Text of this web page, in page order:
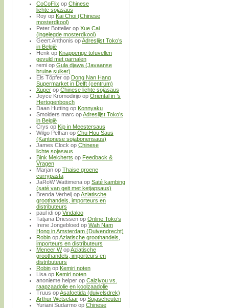
CoCoFlix op Chinese
lichte sojasaus
Roy op Kai Choi (Chinese
mosterdkool)
Peter Bottelier op Xue Cai
(ingelegde mosterdkool)
Geert Anthonis opAdreslijst Toko’s
in België
Henk op Knapperige tofuvellen
gevuld met garnalen
remi op Gula djawa (Javaanse
bruine suiker)
Els Töpfer op Dong Nan Hang
Supermarket in Delft (centrum)
Xuper op Chinese lichte sojasaus
Joyce Kromodirijo op Oriental in ’s
Hertogenbosch
Daan Hutting op Konnyaku
Smolders marc opAdreslijst Toko’s
in België
Crys op Kip in Meestersaus
Wilgo Pelhan op Chu Hou Saus
(Kantonese sojabonensaus)
James Clock op Chinese
lichte sojasaus
Bink Melcherts op Feedback &
Vragen
Marjan op Thaise groene
currypasta
JaRoW Wattimena op Saté kambing
(saté van geit met ketjapsaus)
Brenda Verheij opAziatische
groothandels, importeurs en
distributeurs
paul idi op Vindaloo
Tatjana Driessen op Online Toko’s
Irene Jongebloed op Wah Nam
Hong in Amsterdam (Duivendrecht)
Robin opAziatische groothandels,
importeurs en distributeurs
Meneer WopAziatische
groothandels, importeurs en
distributeurs
Robin op Kemiri noten
Lisa op Kemiri noten
anonieme helper op Caiziyou vs.
raapzaadolie en koolzaadolie
Truus opAsafoetida (duivelsdrek)
Arthur Wetselaar op Sojascheuten
Yuriani Sudarmo op Chinese